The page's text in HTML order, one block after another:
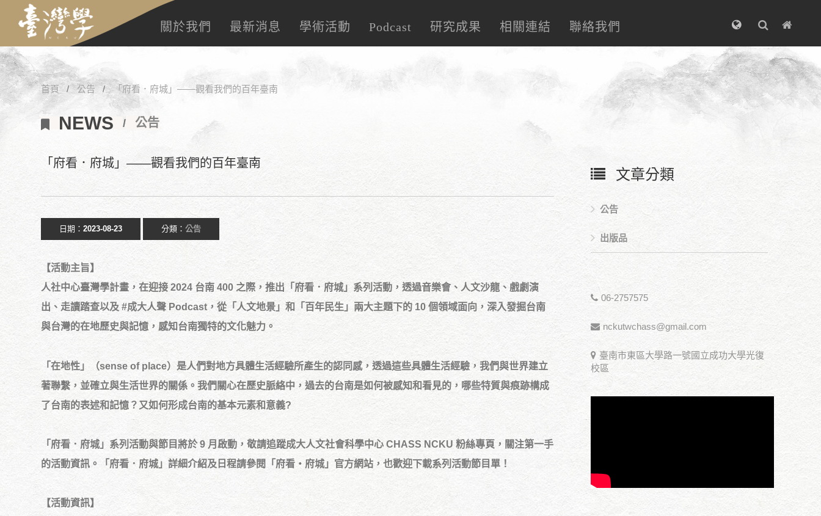
關於我們 最新消息 學術活動 Podcast 研究成果 相關連結 聯絡我們
首頁 公告 「府看．府城」——觀看我們的百年臺南
NEWS 公告
「府看．府城」——觀看我們的百年臺南
日期：2023-08-23 分類：公告
【活動主旨】
人社中心臺灣學計畫，在迎接 2024 台南 400 之際，推出「府看．府城」系列活動，透過音樂會、人文沙龍、戲劇演
出、走讀踏查以及 #成大人聲 Podcast，從「人文地景」和「百年民生」兩大主題下的 10 個領域面向，深入發掘台南
與台灣的在地歷史與記憶，感知台南獨特的文化魅力。
「在地性」（sense of place）是人們對地方具體生活經驗所產生的認同感，透過這些具體生活經驗，我們與世界建立
著聯繫，並確立與生活世界的關係。我們關心在歷史脈絡中，過去的台南是如何被感知和看見的，哪些特質與痕跡構成
了台南的表述和記憶？又如何形成台南的基本元素和意義?
「府看．府城」系列活動與節目將於 9 月啟動，敬請追蹤成大人文社會科學中心 CHASS NCKU 粉絲專頁，關注第一手
的活動資訊。「府看．府城」詳細介紹及日程請參閱「府看・府城」官方網站，也歡迎下載系列活動節目單！
【活動資訊】
文章分類
公告
出版品
06-2757575
nckutwchass@gmail.com
臺南市東區大學路一號國立成功大學光復
校區